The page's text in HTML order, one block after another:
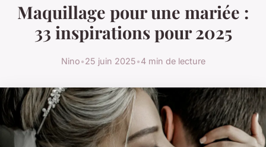
Maquillage pour une mariée :
33 inspirations pour 2025
Nino•25 juin 2025•4 min de lecture